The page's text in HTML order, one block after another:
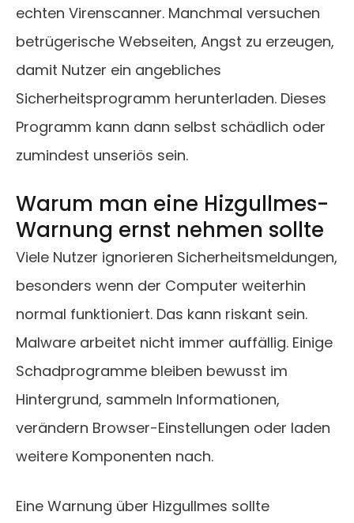
echten Virenscanner. Manchmal versuchen
betrügerische Webseiten, Angst zu erzeugen,
damit Nutzer ein angebliches
Sicherheitsprogramm herunterladen. Dieses
Programm kann dann selbst schädlich oder
zumindest unseriös sein.
Warum man eine Hizgullmes-
Warnung ernst nehmen sollte
Viele Nutzer ignorieren Sicherheitsmeldungen,
besonders wenn der Computer weiterhin
normal funktioniert. Das kann riskant sein.
Malware arbeitet nicht immer auffällig. Einige
Schadprogramme bleiben bewusst im
Hintergrund, sammeln Informationen,
verändern Browser-Einstellungen oder laden
weitere Komponenten nach.
Eine Warnung über Hizgullmes sollte